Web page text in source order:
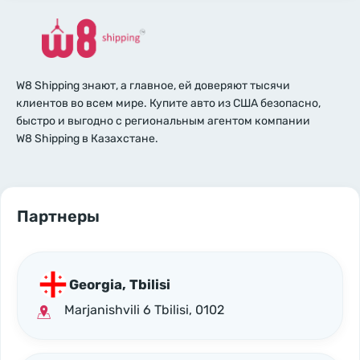
W8 Shipping знают, а главное, ей доверяют тысячи
клиентов во всем мире. Купите авто из США безопасно,
быстро и выгодно с региональным агентом компании
W8 Shipping в Казахстане.
Партнеры
Georgia, Tbilisi
Marjanishvili 6 Tbilisi, 0102